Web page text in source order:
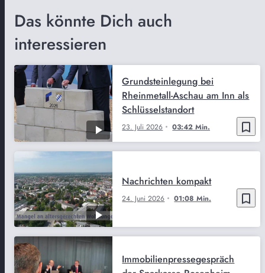
Das könnte Dich auch
interessieren
bookmark_border
23. Juli 2026 03:42 Min.
Grundsteinlegung bei
Rheinmetall-Aschau am Inn als
Schlüsselstandort
bookmark_border
24. Juni 2026 01:08 Min.
Nachrichten kompakt
Immobilienpressegespräch